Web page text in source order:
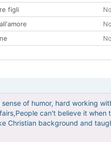
figli
of humor, hard working
can't believe it when
Christian background and